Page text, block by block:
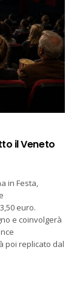
il Veneto
in Festa,
euro.
e coinvolgerà
poi replicato dal